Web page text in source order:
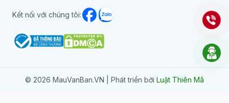
Chính sách hệ thống
Kết nối với chúng tôi:
© 2026 MauVanBan.VN | Phát triển bởi Luật Thiên Mã